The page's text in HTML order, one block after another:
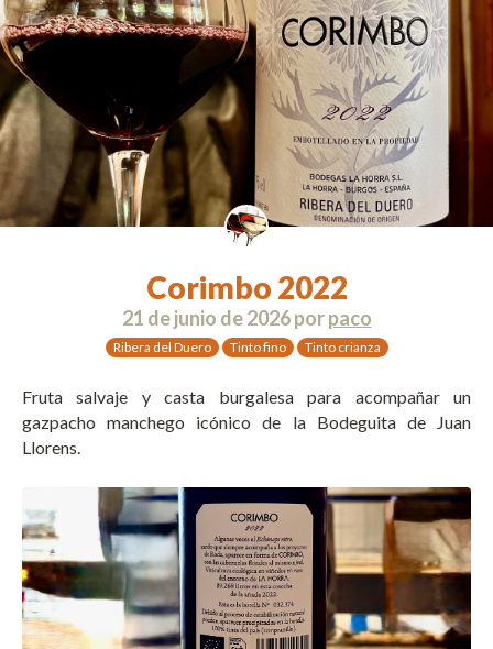
Corimbo 2022
21 de junio de 2026porpaco
Ribera del Duero Tinto fino Tinto crianza
Fruta salvaje y casta burgalesa para acompañar un
gazpacho manchego icónico de la Bodeguita de Juan
Llorens.